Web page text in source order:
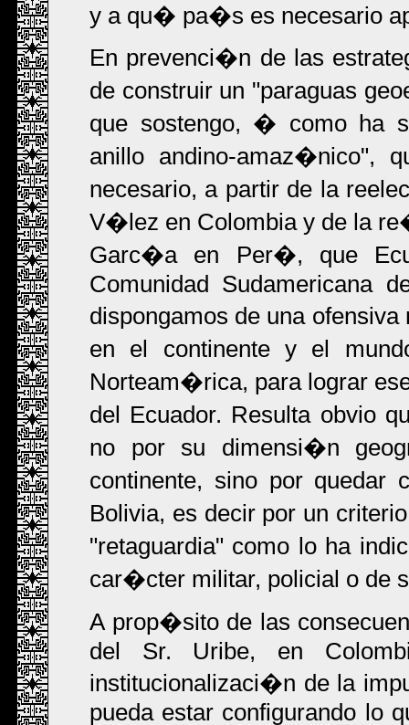
y a qu� pa�s es necesario
En prevenci�n de las
de construir un "paraguas
que sostengo, � como ha
anillo andino-amaz�nico",
necesario, a partir de la
V�lez en Colombia y de la
Garc�a en Per�, que
Comunidad Sudamericana
dispongamos de una
en el continente y el
Norteam�rica, para lograr
del Ecuador. Resulta obvio
no por su dimensi�n
continente, sino por quedar
Bolivia, es decir por un
"retaguardia" como lo ha
car�cter militar, policial o de
A prop�sito de las
del Sr. Uribe, en
institucionalizaci�n de la
pueda estar configurando lo